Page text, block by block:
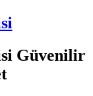
Güvenilir